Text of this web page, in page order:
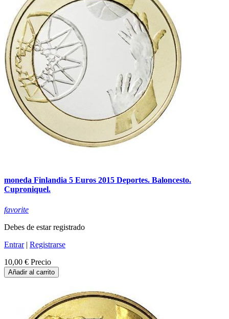
moneda Finlandia 5 Euros 2015 Deportes. Baloncesto.
Cuproniquel.
favorite
Debes de estar registrado
Entrar| Registrarse
10,00 € Precio
Añadir al carrito